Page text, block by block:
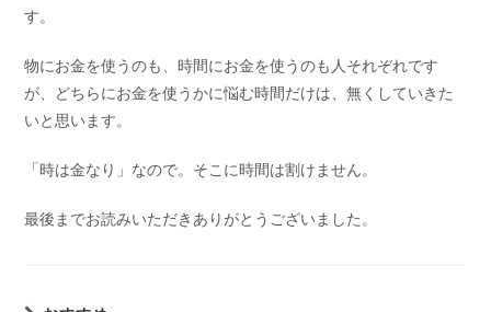
す。
物にお金を使うのも、時間にお金を使うのも人それぞれです
が、どちらにお金を使うかに悩む時間だけは、無くしていきた
いと思います。
「時は金なり」なので。そこに時間は割けません。
最後までお読みいただきありがとうございました。